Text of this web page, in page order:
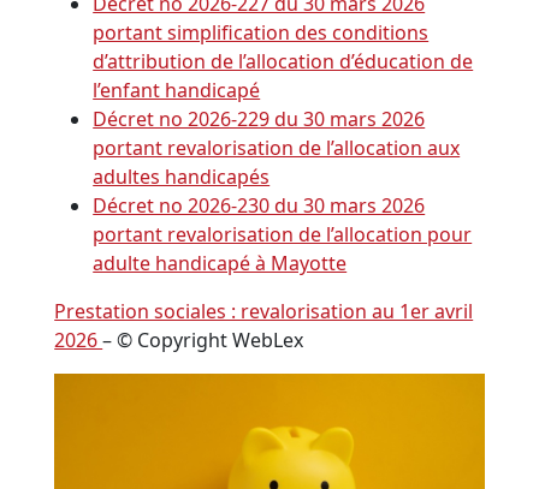
portant simplification des conditions
d’attribution de l’allocation d’éducation de
l’enfant handicapé
Décret no 2026-229 du 30 mars 2026
portant revalorisation de l’allocation aux
adultes handicapés
Décret no 2026-230 du 30 mars 2026
portant revalorisation de l’allocation pour
adulte handicapé à Mayotte
Prestation sociales : revalorisation au 1er avril
2026– © Copyright WebLex